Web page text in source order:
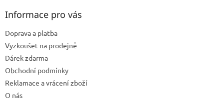
Informace pro vás
Doprava a platba
Vyzkoušet na prodejně
Dárek zdarma
Obchodní podmínky
Reklamace a vrácení zboží
O nás